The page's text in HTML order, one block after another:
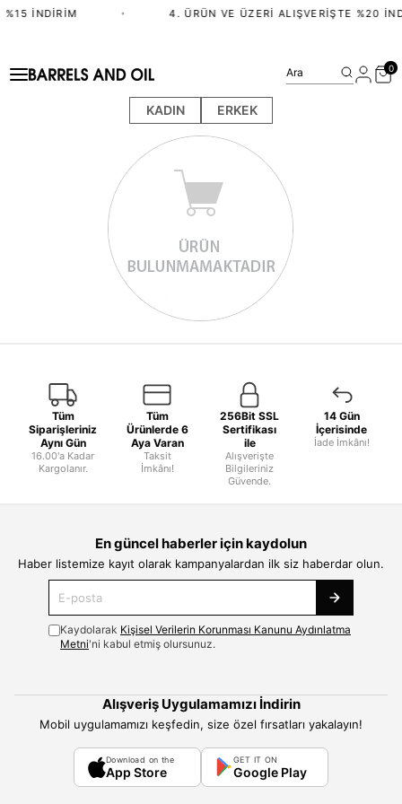
İNDIRIM • 4. ÜRÜN VE ÜZERI ALIŞVERIŞTE %20
KADIN ERKEK
Ara 0
Tüm
Siparişleriniz
Aynı Gün
16.00'a Kadar
Kargolanır.
Tüm
Ürünlerde 6
Aya Varan
Taksit
İmkânı!
256Bit SSL
Sertifikası
ile
Alışverişte
Bilgileriniz
Güvende.
14 Gün
İçerisinde
İade İmkânı!
En güncel haberler için kaydolun
Haber listemize kayıt olarak kampanyalardan ilk siz haberdar olun.
Kaydolarak Kişisel Verilerin Korunması Kanunu Aydınlatma
Metni'ni kabul etmiş olursunuz.
Alışveriş Uygulamamızı İndirin
Mobil uygulamamızı keşfedin, size özel fırsatları yakalayın!
Download on the
App Store
GET IT ON
Google Play